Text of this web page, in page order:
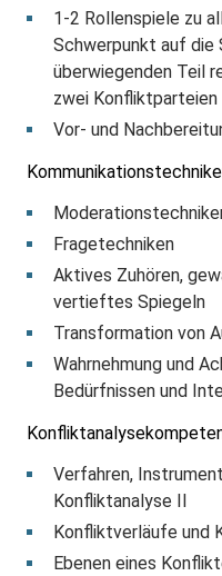
1-2 Rollenspiele zu
Schwerpunkt auf die
überwiegenden Teil
zwei Konfliktparteien
Vor- und
Fragetechniken
Aktives Zuhören,
vertieftes Spiegeln
Transformation von
Wahrnehmung und
Bedürfnissen und
Verfahren,
Konfliktanalyse II
Konfliktverläufe und
Ebenen eines